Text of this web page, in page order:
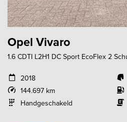
Opel Vivaro
1.6 CDTI L2H1 DC Sport EcoFlex 2
2018
144.697 km
Handgeschakeld